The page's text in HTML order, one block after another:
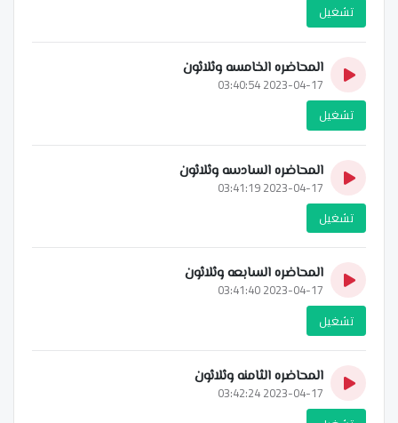
تشغيل
المحاضره الخامسه وثلاثون
2023-04-17 03:40:54
تشغيل
المحاضره السادسه وثلاثون
2023-04-17 03:41:19
تشغيل
المحاضره السابعه وثلاثون
2023-04-17 03:41:40
تشغيل
المحاضره الثامنه وثلاثون
2023-04-17 03:42:24